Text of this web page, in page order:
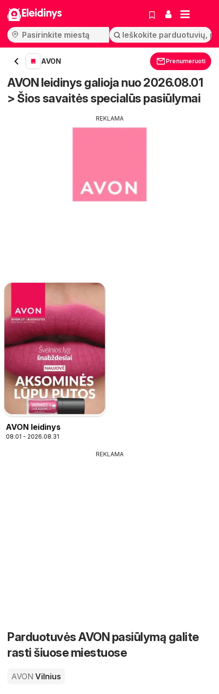
Eleidinys
AVON Prenumeruoti
AVON leidinys galioja nuo 2026.08.01
> Šios savaitės specialūs pasiūlymai
REKLAMA
AVON leidinys
08.01 - 2026.08.31
REKLAMA
Parduotuvės AVON pasiūlymą galite
rasti šiuose miestuose
AVON Vilnius